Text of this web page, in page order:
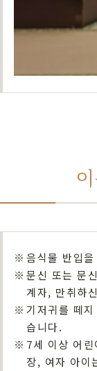
※ 음식물 반입
※ 문신 또는 문
계자, 만취하
※ 기저귀를 떼
습니다.
※ 7세 이상 어
장, 여자 아이